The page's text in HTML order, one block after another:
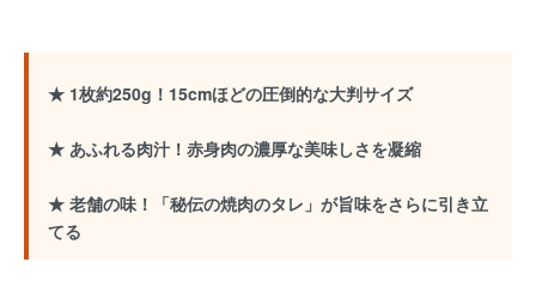
★ 1枚約250g！15cmほどの圧倒的な大判サイズ
★ あふれる肉汁！赤身肉の濃厚な美味しさを凝縮
★ 老舗の味！「秘伝の焼肉のタレ」が旨味をさらに引き立
てる